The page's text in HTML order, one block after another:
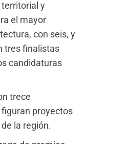
y
el mayor
con seis, y
tres finalistas
candidaturas
trece
figuran proyectos
la región.